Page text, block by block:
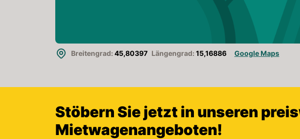
Breitengrad: 45,80397 Längengrad: 15,16886 Google Maps
Stöbern Sie jetzt in unseren
Mietwagenangeboten!